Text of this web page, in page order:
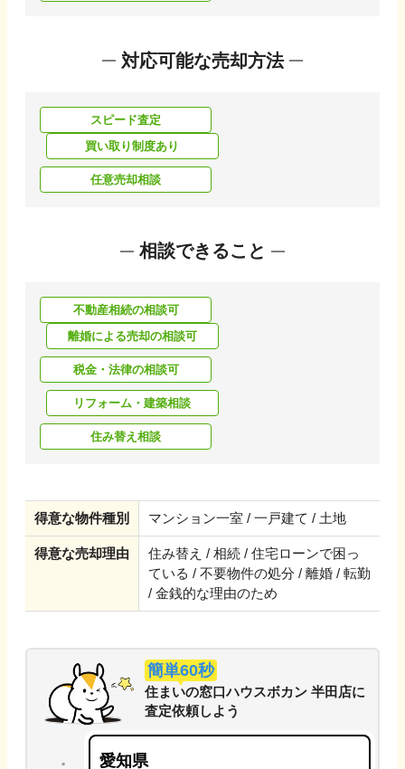
対応可能な売却方法
スピード査定
買い取り制度あり
任意売却相談
相談できること
不動産相続の相談可
離婚による売却の相談可
税金・法律の相談可
リフォーム・建築相談
住み替え相談
得意な物件種別 マンション一室 / 一戸建て / 土地
得意な売却理由
住み替え / 相続 / 住宅ローンで困っ
ている / 不要物件の処分 / 離婚 / 転勤
/ 金銭的な理由のため
簡単60秒
住まいの窓口ハウスボカン 半田店に
査定依頼しよう